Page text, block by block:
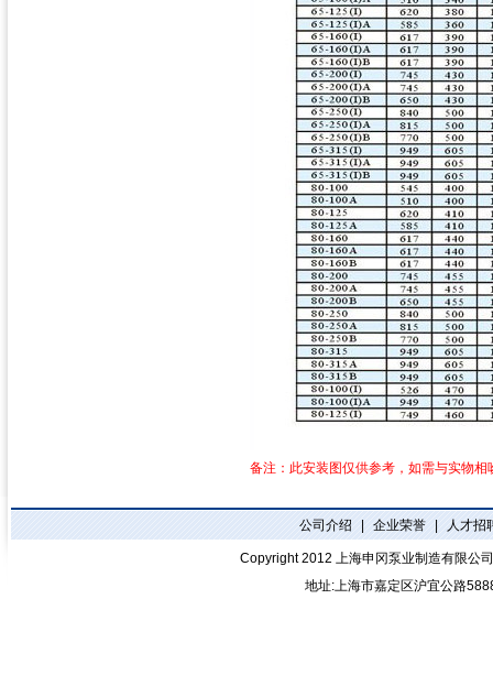
备注：此安装图仅供参考，如需与实物
公司介绍 企业荣誉 人才招
Copyright 2012 上海申冈泵业制造有限公司
地址:上海市嘉定区沪宜公路